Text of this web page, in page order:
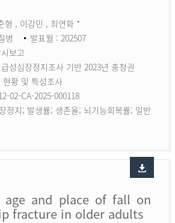
형 , 이강민 , 최연화 *
병
발표월 : 202507
보고
성심장정지조사 기반 2023년 충청권
현황 및 특성조사
02-CA-2025-000118
정지; 발생률; 생존율; 뇌기능회복률; 일반
age and place of fall on
fracture in older adults